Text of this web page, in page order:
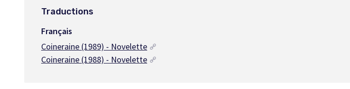
Traductions
Français
Coineraine (1989) - Novelette
Coineraine (1988) - Novelette